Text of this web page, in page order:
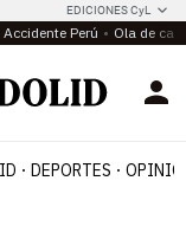
EDICIONES CyL
Accidente Perú Ola de
DEPORTES